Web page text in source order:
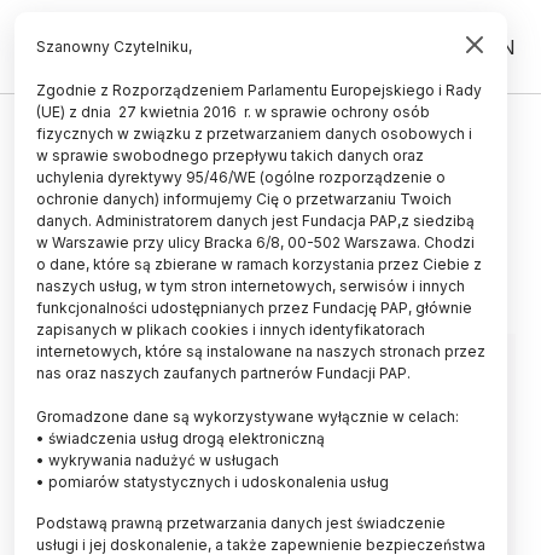
PL EN
GRANTY I KONKURSY
300 osób otrzyma wsparcie
finansowe z programu Banach
15.07.2022
aktualizacja: 15.07.2022
2 minuty czytania
Szanowny Czytelniku,
Zgodnie z Rozporządzeniem Parlamentu Europejskiego i Rady
(UE) z dnia 27 kwietnia 2016 r. w sprawie ochrony osób
fizycznych w związku z przetwarzaniem danych osobowych i
w sprawie swobodnego przepływu takich danych oraz
uchylenia dyrektywy 95/46/WE (ogólne rozporządzenie o
ochronie danych) informujemy Cię o przetwarzaniu Twoich
danych. Administratorem danych jest Fundacja PAP,z siedzibą
w Warszawie przy ulicy Bracka 6/8, 00-502 Warszawa. Chodzi
o dane, które są zbierane w ramach korzystania przez Ciebie z
naszych usług, w tym stron internetowych, serwisów i innych
funkcjonalności udostępnianych przez Fundację PAP, głównie
zapisanych w plikach cookies i innych identyfikatorach
internetowych, które są instalowane na naszych stronach przez
nas oraz naszych zaufanych partnerów Fundacji PAP.
Gromadzone dane są wykorzystywane wyłącznie w celach:
• świadczenia usług drogą elektroniczną
• wykrywania nadużyć w usługach
• pomiarów statystycznych i udoskonalenia usług
Podstawą prawną przetwarzania danych jest świadczenie
usługi i jej doskonalenie, a także zapewnienie bezpieczeństwa